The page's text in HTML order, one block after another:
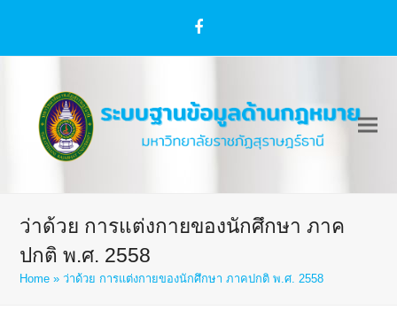
Facebook
ว่าด้วย การแต่งกายของนักศึกษา ภาค
ปกติ พ.ศ. 2558
Home »ว่าด้วย การแต่งกายของนักศึกษา ภาคปกติ พ.ศ. 2558